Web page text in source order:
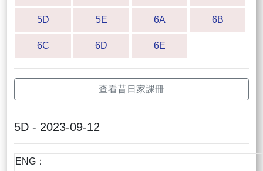
5D 5E 6A 6B
6C 6D 6E
查看昔日家課冊
5D - 2023-09-12
ENG：